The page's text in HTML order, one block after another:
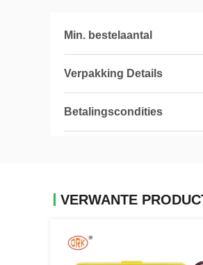
Min. bestelaantal
Verpakking Details
Betalingscondities